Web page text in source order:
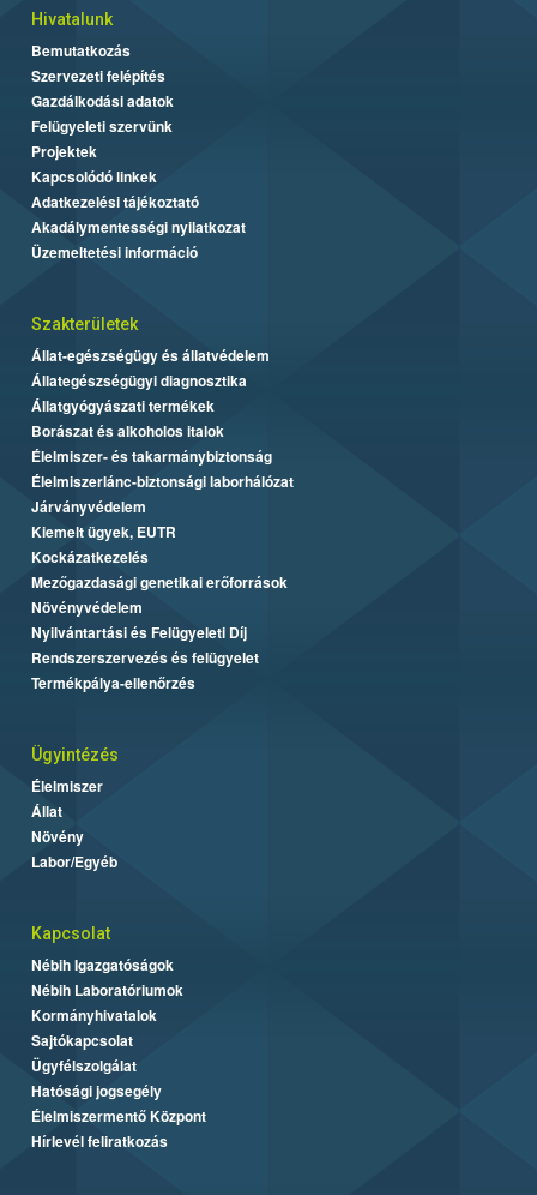
Hivatalunk
Bemutatkozás
Szervezeti felépítés
Gazdálkodási adatok
Felügyeleti szervünk
Projektek
Kapcsolódó linkek
Adatkezelési tájékoztató
Akadálymentességi nyilatkozat
Üzemeltetési információ
Szakterületek
Állat-egészségügy és állatvédelem
Állategészségügyi diagnosztika
Állatgyógyászati termékek
Borászat és alkoholos italok
Élelmiszer- és takarmánybiztonság
Élelmiszerlánc-biztonsági laborhálózat
Járványvédelem
Kiemelt ügyek, EUTR
Kockázatkezelés
Mezőgazdasági genetikai erőforrások
Növényvédelem
Nyilvántartási és Felügyeleti Díj
Rendszerszervezés és felügyelet
Termékpálya-ellenőrzés
Ügyintézés
Élelmiszer
Állat
Növény
Labor/Egyéb
Kapcsolat
Nébih Igazgatóságok
Nébih Laboratóriumok
Kormányhivatalok
Sajtókapcsolat
Ügyfélszolgálat
Hatósági jogsegély
Élelmiszermentő Központ
Hírlevél feliratkozás